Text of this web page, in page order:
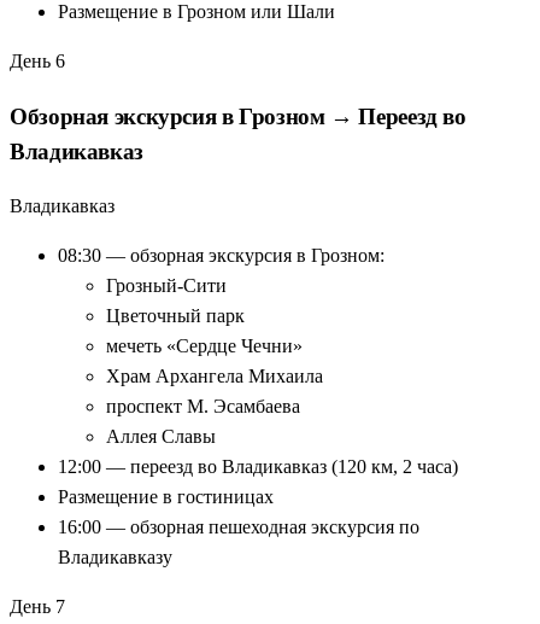
Размещение в Грозном или Шали
День 6
Обзорная экскурсия в Грозном → Переезд во
Владикавказ
Владикавказ
08:30 — обзорная экскурсия в Грозном:
Грозный-Сити
Цветочный парк
мечеть «Сердце Чечни»
Храм Архангела Михаила
проспект М. Эсамбаева
Аллея Славы
12:00 — переезд во Владикавказ (120 км, 2 часа)
Размещение в гостиницах
16:00 — обзорная пешеходная экскурсия по
Владикавказу
День 7